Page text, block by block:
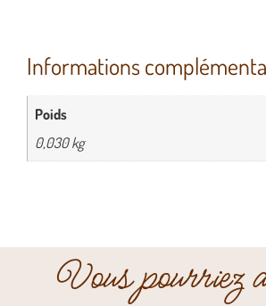
Informations
Poids
0,030 kg
Vous pourriez